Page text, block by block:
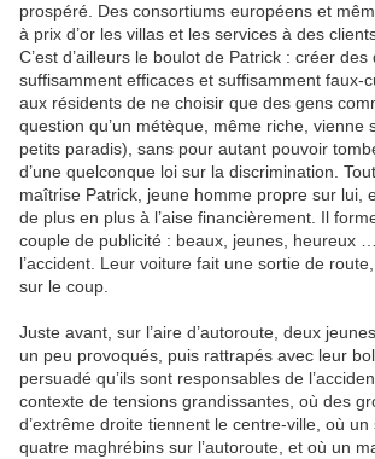
prospéré. Des consortiums européens et
à prix d’or les villas et les services à des
C’est d’ailleurs le boulot de Patrick : créer
suffisamment efficaces et suffisamment faux-
aux résidents de ne choisir que des gens
question qu’un métèque, même riche, vienne
petits paradis), sans pour autant pouvoir
d’une quelconque loi sur la discrimination.
maîtrise Patrick, jeune homme propre sur lui,
de plus en plus à l’aise financièrement. Il
couple de publicité : beaux, jeunes, heureux …
l’accident. Leur voiture fait une sortie de
sur le coup.
Juste avant, sur l’aire d’autoroute, deux
un peu provoqués, puis rattrapés avec leur
persuadé qu’ils sont responsables de
contexte de tensions grandissantes, où des
d’extrême droite tiennent le centre-ville, où
quatre maghrébins sur l’autoroute, et où un